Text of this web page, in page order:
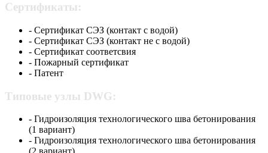
Сертификаты:
- Сертификат СЭЗ (контакт с водой)
- Сертификат СЭЗ (контакт не с водой)
- Сертификат соответсвия
- Пожарный сертификат
- Патент
Типовые узлы DWG:
- Гидроизоляция технологического шва бетонирования
(1 вариант)
- Гидроизоляция технологического шва бетонирования